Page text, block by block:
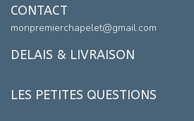
CONTACT
monpremierchapelet@gmail.com
DELAIS & LIVRAISON
LES PETITES QUESTIONS